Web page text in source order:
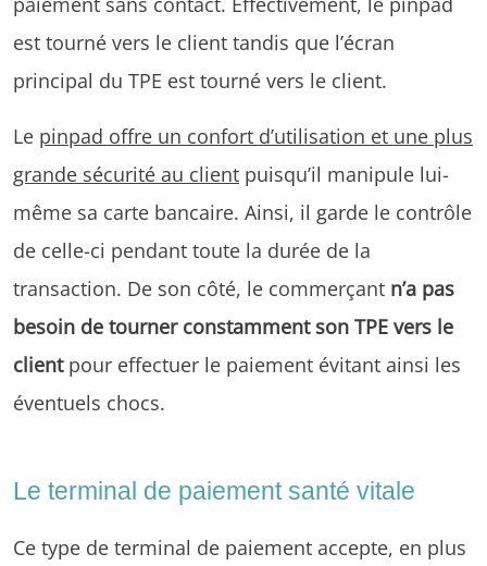
est tourné vers le client tandis que l’écran
principal du TPE est tourné vers le client.
Le pinpad offre un confort d’utilisation et une plus
grande sécurité au client puisqu’il manipule lui-
même sa carte bancaire. Ainsi, il garde le contrôle
de celle-ci pendant toute la durée de la
transaction. De son côté, le commerçant n’a pas
besoin de tourner constamment son TPE vers le
clientpour effectuer le paiement évitant ainsi les
éventuels chocs.
Le terminal de paiement santé vitale
Ce type de terminal de paiement accepte, en plus